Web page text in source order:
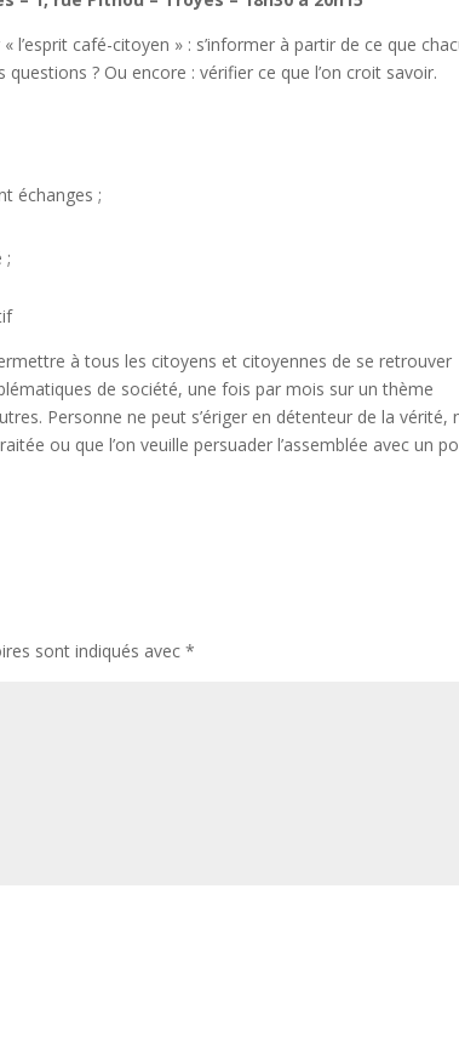
café-citoyen » : s’informer à partir de ce que
? Ou encore : vérifier ce que l’on croit savoir.
échanges ;
;
à tous les citoyens et citoyennes de se retrouver
de société, une fois par mois sur un thème
Personne ne peut s’ériger en détenteur de la vérité,
ou que l’on veuille persuader l’assemblée avec un
sont indiqués avec*